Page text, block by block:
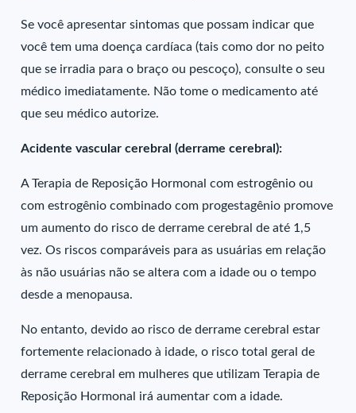
Se você apresentar sintomas que possam indicar que
você tem uma doença cardíaca (tais como dor no peito
que se irradia para o braço ou pescoço), consulte o seu
médico imediatamente. Não tome o medicamento até
que seu médico autorize.
Acidente vascular cerebral (derrame cerebral):
A Terapia de Reposição Hormonal com estrogênio ou
com estrogênio combinado com progestagênio promove
um aumento do risco de derrame cerebral de até 1,5
vez. Os riscos comparáveis para as usuárias em relação
às não usuárias não se altera com a idade ou o tempo
desde a menopausa.
No entanto, devido ao risco de derrame cerebral estar
fortemente relacionado à idade, o risco total geral de
derrame cerebral em mulheres que utilizam Terapia de
Reposição Hormonal irá aumentar com a idade.